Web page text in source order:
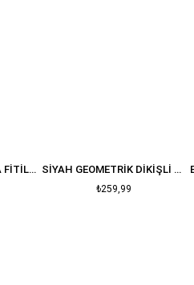
BEYAZ BISIKLET YAKA FITILLI BLUZ SIYAH GEOMETRIK DIKIŞLI CROP
₺259,99